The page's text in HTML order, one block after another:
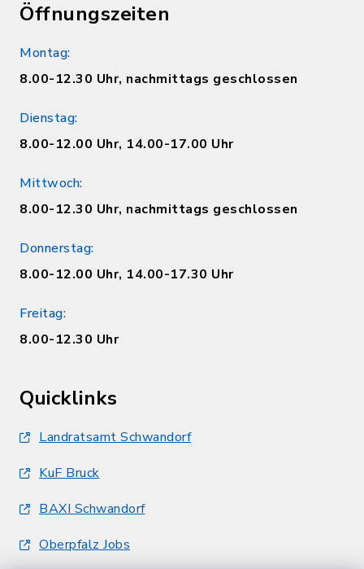
Öffnungszeiten
Montag:
8.00-12.30 Uhr, nachmittags geschlossen
Dienstag:
8.00-12.00 Uhr, 14.00-17.00 Uhr
Mittwoch:
8.00-12.30 Uhr, nachmittags geschlossen
Donnerstag:
8.00-12.00 Uhr, 14.00-17.30 Uhr
Freitag:
8.00-12.30 Uhr
Quicklinks
Landratsamt Schwandorf
KuF Bruck
BAXI Schwandorf
Oberpfalz Jobs